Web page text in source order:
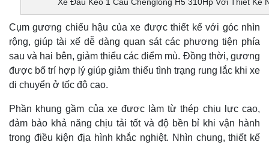
Cụm gương chiếu hậu của xe được thiết kế với góc nhìn
rộng, giúp tài xế dễ dàng quan sát các phương tiện phía
sau và hai bên, giảm thiểu các điểm mù. Đồng thời, gương
được bố trí hợp lý giúp giảm thiểu tình trạng rung lắc khi xe
di chuyển ở tốc độ cao.
Phần khung gầm của xe được làm từ thép chịu lực cao,
đảm bảo khả năng chịu tải tốt và độ bền bỉ khi vận hành
trong điều kiện địa hình khắc nghiệt. Nhìn chung, thiết kế